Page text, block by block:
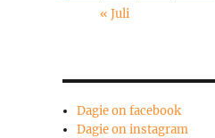
« Juli
Dagie on facebook
Dagie on instagram